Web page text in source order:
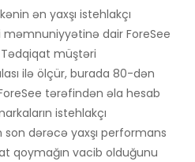
ən yaxşı istehlakçı
məmnuniyyətinə dair ForeSee
Tədqiqat müştəri
ilə ölçür, burada 80-dən
tərəfindən əla hesab
istehlakçı
dərəcə yaxşı performans
qoymağın vacib olduğunu